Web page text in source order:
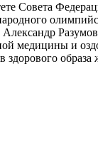
Совета
медицины и
здорового